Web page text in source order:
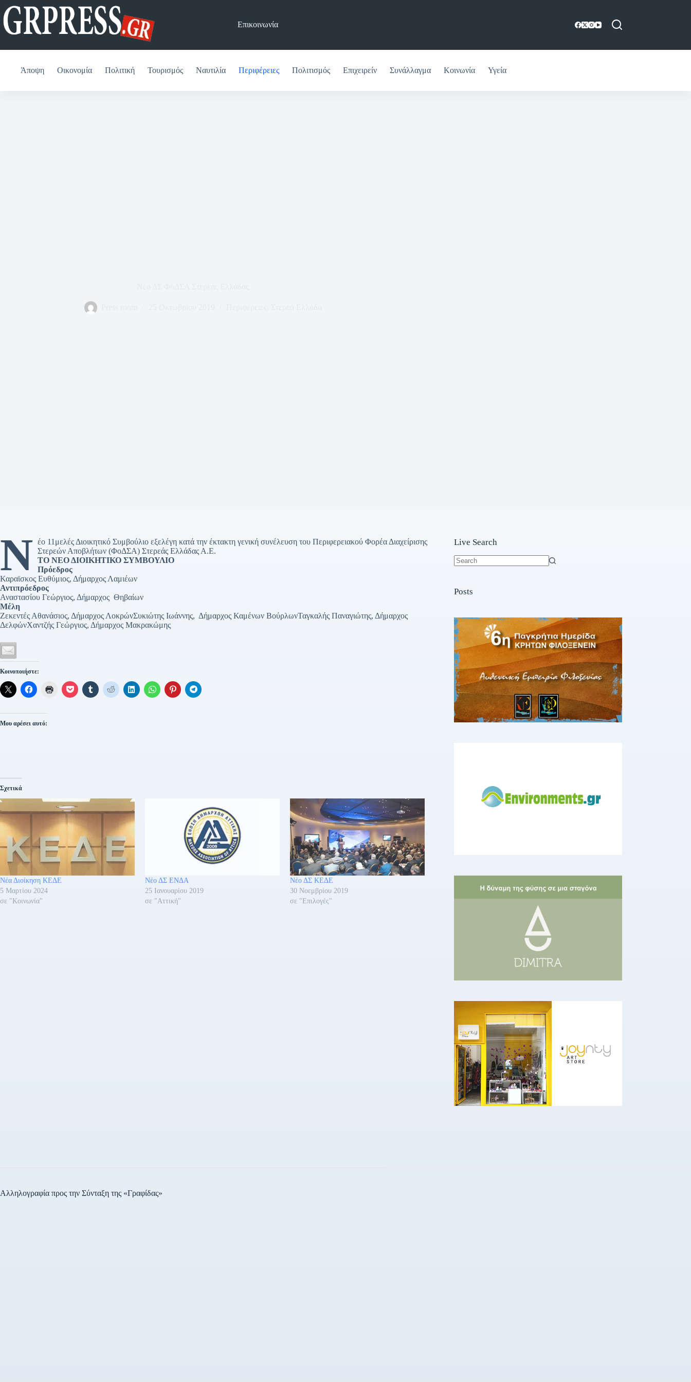
Μετάβαση
στο
περιεχόμενο
Επικοινωνία
Άποψη Οικονομία Πολιτική Τουρισμός Ναυτιλία Περιφέρειες Πολιτισμός Επιχειρείν Συνάλλαγμα Κοινωνία Υγεία
Ν έο 11μελές Διοικητικό Συμβούλιο εξελέγη κατά την έκτακτη γενική συνέλευση του Περιφερειακού Φορέα Διαχείρισης
Στερεών Αποβλήτων (ΦοΔΣΑ) Στερεάς Ελλάδας Α.Ε.
ΤΟ ΝΕΟ ΔΙΟΙΚΗΤΙΚΟ ΣΥΜΒΟΥΛΙΟ
Πρόεδρος
Καραϊσκος Ευθύμιος, Δήμαρχος Λαμιέων
Αντιπρόεδρος
Αναστασίου Γεώργιος, Δήμαρχος Θηβαίων
Μέλη
Ζεκεντές Αθανάσιος, Δήμαρχος ΛοκρώνΣυκιώτης Ιωάννης, Δήμαρχος Καμένων ΒούρλωνΤαγκαλής Παναγιώτης, Δήμαρχος
ΔελφώνΧαντζής Γεώργιος, Δήμαρχος Μακρακώμης
Κοινοποιήστε:
Μου αρέσει αυτό:
Σχετικά
Νέα Διοίκηση ΚΕΔΕ
5 Μαρτίου 2024
σε "Κοινωνία"
Νέο ΔΣ ΕΝΔΑ
25 Ιανουαρίου 2019
σε "Αττική"
Νέο ΔΣ ΚΕΔΕ
30 Νοεμβρίου 2019
σε "Επιλογές"
Live Search
Posts
Αλληλογραφία προς την Σύνταξη της «Γραφίδας»